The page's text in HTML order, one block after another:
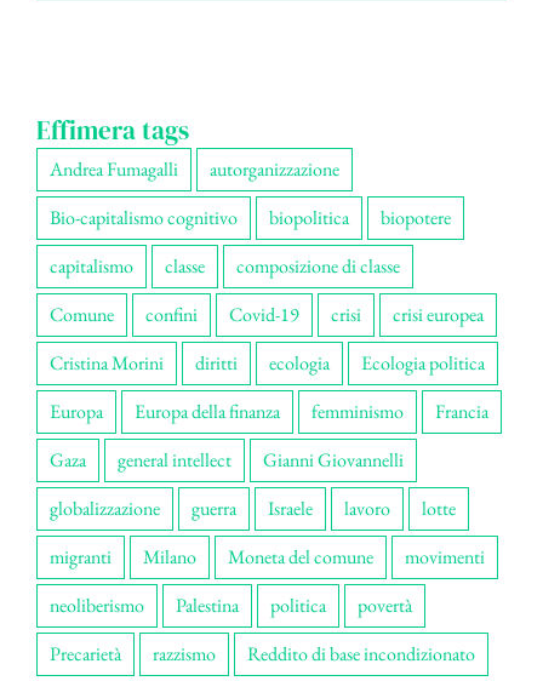
Effimera tags
Andrea Fumagalli
autorganizzazione
Bio-capitalismo cognitivo
biopolitica
biopotere
capitalismo
classe
composizione di classe
Comune
confini Covid-19 crisi
crisi europea
Cristina Morini
diritti ecologia
Ecologia politica
Europa
Europa della finanza femminismo
Francia
Gaza
general intellect
Gianni Giovannelli
globalizzazione
guerra Israele lavoro
lotte
migranti
Milano Moneta del comune
movimenti
neoliberismo
Palestina politica
povertà
Precarietà
razzismo Reddito di base incondizionato